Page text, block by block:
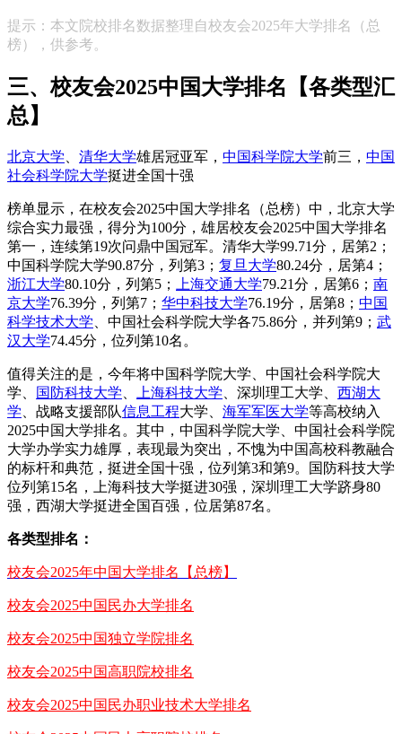
提示：本文院校排名数据整理自校友会2025年大学排名（总
榜），供参考。
三、校友会2025中国大学排名【各类型汇
总】
北京大学 清华大学雄居冠亚军， 中国科学院大学前三， 中国
社会科学院大学挺进全国十强
榜单显示，在校友会2025中国大学排名（总榜）中，北京大学
综合实力最强，得分为100分，雄居校友会2025中国大学排名
第一，连续第19次问鼎中国冠军。清华大学99.71分，居第2；
中国科学院大学90.87分，列第3； 复旦大学80.24分，居第4；
浙江大学80.10分，列第5； 上海交通大学79.21分，居第6； 南
京大学76.39分，列第7； 华中科技大学76.19分，居第8； 中国
科学技术大学 、中国社会科学院大学各75.86分，并列第9； 武
汉大学74.45分，位列第10名。
值得关注的是，今年将中国科学院大学、中国社会科学院大
学、
国防科技大学 上海科技大学 、深圳理工大学、 西湖大
学 、战略支援部队信息工程大学、 海军军医大学等高校纳入
2025中国大学排名。其中，中国科学院大学、中国社会科学院
大学办学实力雄厚，表现最为突出，不愧为中国高校科教融合
的标杆和典范，挺进全国十强，位列第3和第9。国防科技大学
位列第15名，上海科技大学挺进30强，深圳理工大学跻身80
强，西湖大学挺进全国百强，位居第87名。
各类型排名：
校友会2025年中国大学排名【总榜】
校友会2025中国民办大学排名
校友会2025中国独立学院排名
校友会2025中国高职院校排名
校友会2025中国民办职业技术大学排名